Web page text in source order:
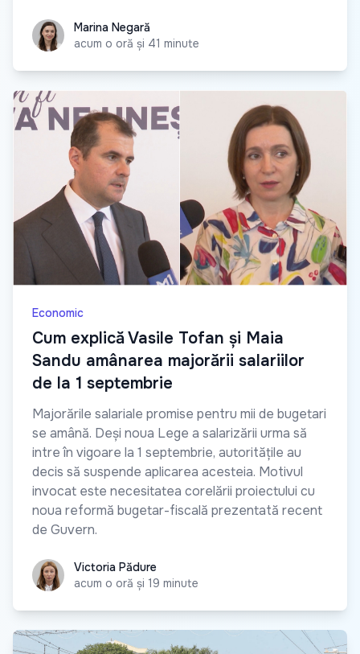
Marina Negară
Marina Negară
acum o oră și 41 minute
Economic
Cum explică Vasile Tofan și Maia
Sandu amânarea majorării salariilor
de la 1 septembrie
Majorările salariale promise pentru mii de bugetari
se amână. Deși noua Lege a salarizării urma să
intre în vigoare la 1 septembrie, autoritățile au
decis să suspende aplicarea acesteia. Motivul
invocat este necesitatea corelării proiectului cu
noua reformă bugetar-fiscală prezentată recent
de Guvern.
Victoria Pădure
Victoria Pădure
acum o oră și 19 minute